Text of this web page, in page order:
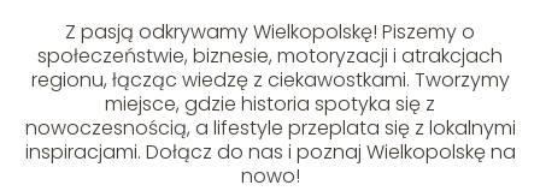
Z pasją odkrywamy Wielkopolskę! Piszemy o
społeczeństwie, biznesie, motoryzacji i atrakcjach
regionu, łącząc wiedzę z ciekawostkami. Tworzymy
miejsce, gdzie historia spotyka się z
nowoczesnością, a lifestyle przeplata się z lokalnymi
inspiracjami. Dołącz do nas i poznaj Wielkopolskę na
nowo!